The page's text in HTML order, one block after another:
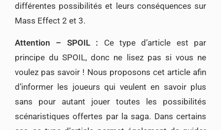
différentes possibilités et leurs conséquences sur
Mass Effect 2 et 3.
Attention – SPOIL : Ce type d’article est par
principe du SPOIL, donc ne lisez pas si vous ne
voulez pas savoir ! Nous proposons cet article afin
d’informer les joueurs qui veulent en savoir plus
sans pour autant jouer toutes les possibilités
scénaristiques offertes par la saga. Dans certains